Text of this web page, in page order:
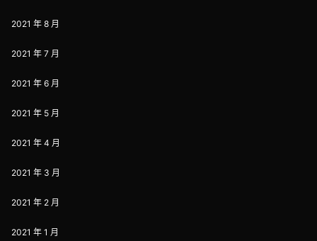
2021 年 8 月
2021 年 7 月
2021 年 6 月
2021 年 5 月
2021 年 4 月
2021 年 3 月
2021 年 2 月
2021 年 1 月